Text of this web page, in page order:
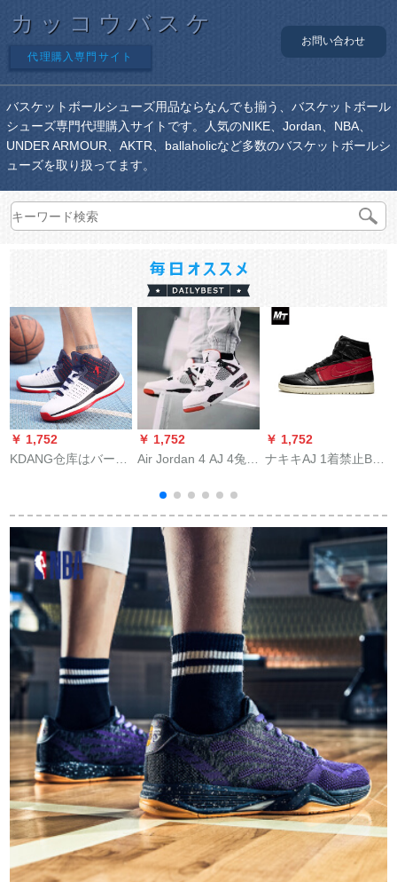
カッコウバスケ
代理購入専門サイト
お問い合わせ
バスケットボールシューズ用品ならなんでも揃う、バスケットボール
シューズ専門代理購入サイトです。人気のNIKE、Jordan、NBA、
UNDER ARMOUR、AKTR、ballaholicなど多数のバスケットボールシ
ューズを取り扱ってます。
￥ 1,752
KDANG仓库はバーロ
4戦ブツの高さを手に
して伝って运动靴の
2019春に新型のバッ
ファの実戦の靴の耐
摩耗レインブツの男
性の靴の白
￥ 1,752
Air Jordan 4 AJ 4兔八
308497-16 308497-
16白红42
￥ 1,752
ナキキAJ 1着禁止BQ